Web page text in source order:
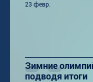
Зимние
подводя итоги
23 февр.